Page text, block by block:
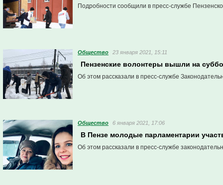
Подробности сообщили в пресс-службе
Общество 23 января 2021, 15:11
Пензенские волонтеры вышли на
Об этом рассказали в пресс-службе
Общество 6 января 2021, 17:06
В Пензе молодые парламентарии
Об этом рассказали в пресс-службе